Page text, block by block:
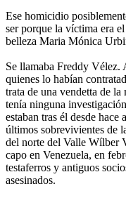
Ese homicidio
ser porque la víctima era
belleza Maria Mónica
Se llamaba Freddy Vélez.
quienes lo habían
trata de una vendetta de
tenía ninguna
estaban tras él desde
últimos sobrevivientes de
del norte del Valle Wílber
capo en Venezuela, en
testaferros y antiguos
asesinados.